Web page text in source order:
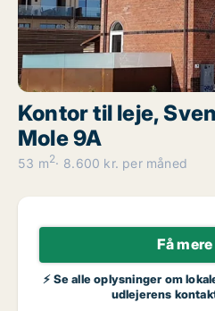
Kontor til leje,
Mole 9A
53 m2 8.600 kr. per måned
Få
⚡ Se alle oplysninger om
udlejerens